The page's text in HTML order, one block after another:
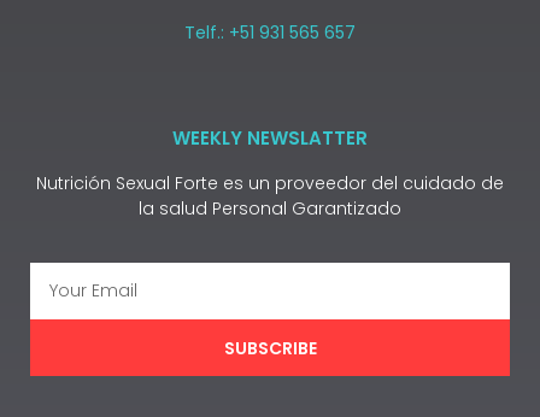
Telf.: +51 931 565 657
WEEKLY NEWSLATTER
Nutrición Sexual Forte es un proveedor del cuidado de
la salud Personal Garantizado
SUBSCRIBE